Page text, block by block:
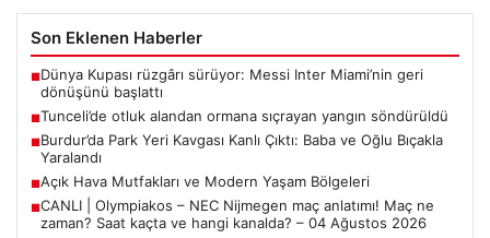
Son Eklenen Haberler
■Dünya Kupası rüzgârı sürüyor: Messi Inter Miami’nin geri
dönüşünü başlattı
■Tunceli’de otluk alandan ormana sıçrayan yangın söndürüldü
■Burdur’da Park Yeri Kavgası Kanlı Çıktı: Baba ve Oğlu Bıçakla
Yaralandı
■Açık Hava Mutfakları ve Modern Yaşam Bölgeleri
■CANLI | Olympiakos – NEC Nijmegen maç anlatımı! Maç ne
zaman? Saat kaçta ve hangi kanalda? – 04 Ağustos 2026